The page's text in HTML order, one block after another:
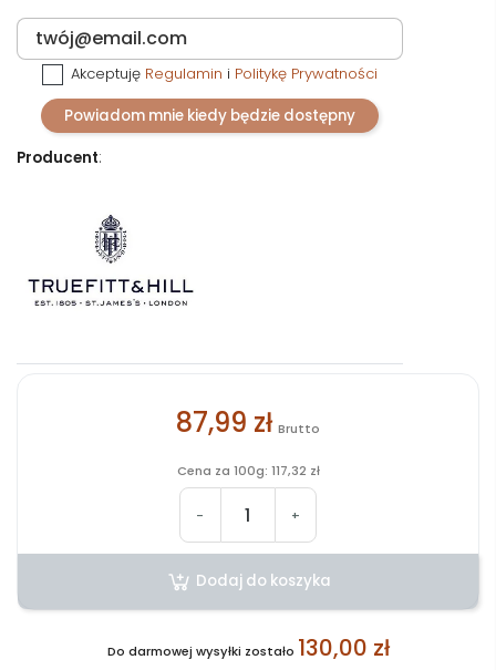
Akceptuję Regulamin i Politykę Prywatności
Powiadom mnie kiedy będzie dostępny
Producent:
87,99 zł Brutto
Cena za 100g: 117,32 zł
- +
Dodaj do koszyka
Do darmowej wysyłki zostało 130,00 zł